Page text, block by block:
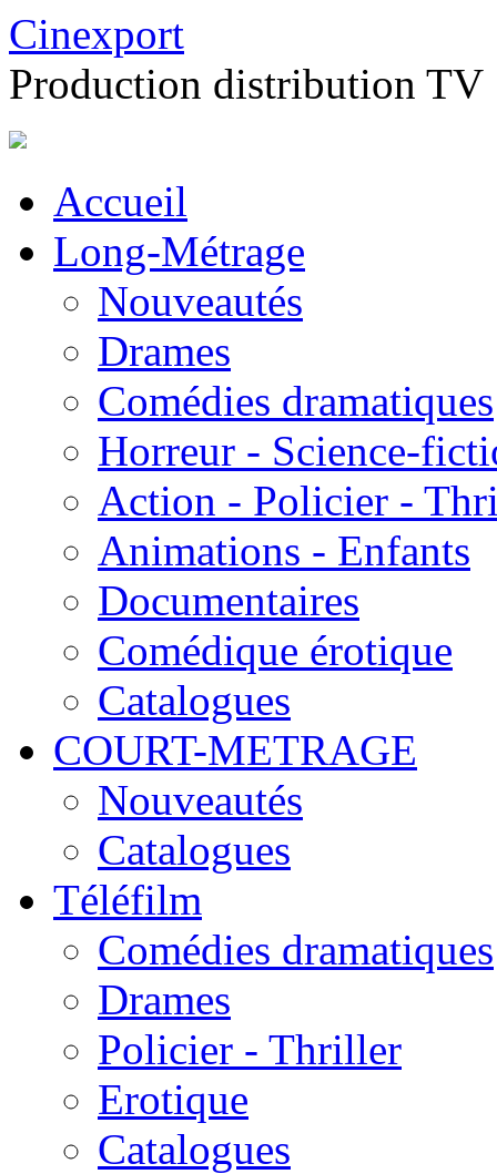
Cinexport
Production distribution TV
Accueil
Long-Métrage
Nouveautés
Drames
Comédies dramatiques
Horreur - Science-
Action - Policier -
Animations - Enfants
Documentaires
Comédique érotique
Catalogues
COURT-METRAGE
Nouveautés
Catalogues
Téléfilm
Comédies dramatiques
Drames
Policier - Thriller
Erotique
Catalogues